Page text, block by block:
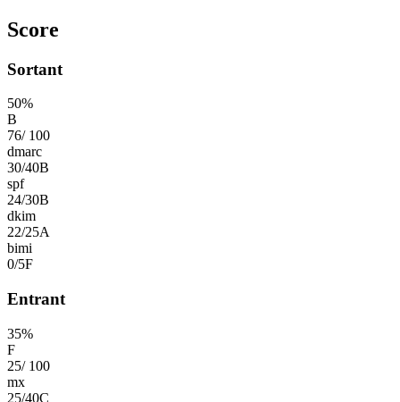
Score
Sortant
50%
B
76/ 100
dmarc
30/40B
spf
24/30B
dkim
22/25A
bimi
0/5F
Entrant
35%
F
25/ 100
mx
25/40C